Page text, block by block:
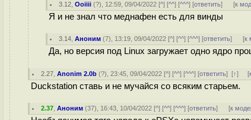
3.12 ,Ooiiii (?), 12:59, 09/04/2022 [^] [^^] [^^^] [ответить] [к
Я и не знал что меднафен есть для винды
3.14 ,Аноним (7), 13:19, 09/04/2022 [^] [^^] [^^^] [ответить] [к
Да, но версия под Linux загружает одно ядро
2.27 ,Anonim 2.0b (?), 23:45, 09/04/2022 [^] [^^] [^^^] [ответить][↑] [
Duckstation ставь и не мучайся со всяким старьем.
2.37 ,Аноним (37), 16:43, 10/04/2022 [^] [^^] [^^^] [ответить] [к